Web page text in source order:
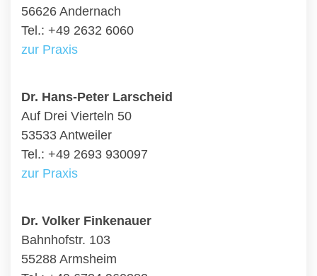
56626 Andernach
Tel.: +49 2632 6060
zur Praxis
Dr. Hans-Peter Larscheid
Auf Drei Vierteln 50
53533 Antweiler
Tel.: +49 2693 930097
zur Praxis
Dr. Volker Finkenauer
Bahnhofstr. 103
55288 Armsheim